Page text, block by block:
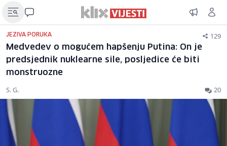
JEZIVA PORUKA 129
Medvedev o mogućem hapšenju Putina: On je
predsjednik nuklearne sile, posljedice će biti
monstruozne
S. G. 20